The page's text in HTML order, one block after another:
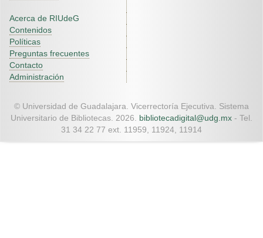
Acerca de RIUdeG
Contenidos
Políticas
Preguntas frecuentes
Contacto
Administración
© Universidad de Guadalajara. Vicerrectoría Ejecutiva. Sistema
Universitario de Bibliotecas. 2026. bibliotecadigital@udg.mx - Tel.
31 34 22 77 ext. 11959, 11924, 11914